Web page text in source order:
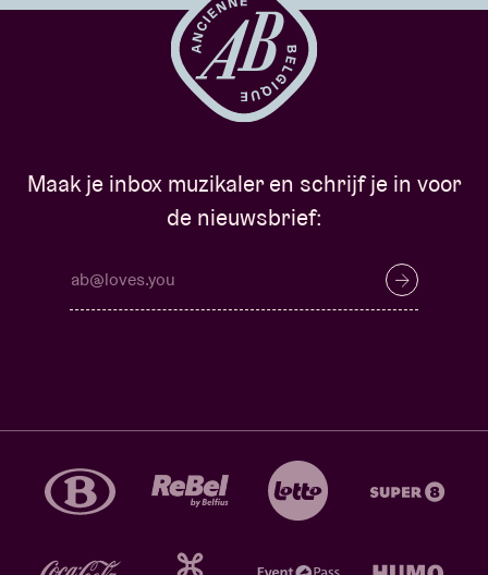
Maak je inbox muzikaler en schrijf je in voor
de nieuwsbrief: